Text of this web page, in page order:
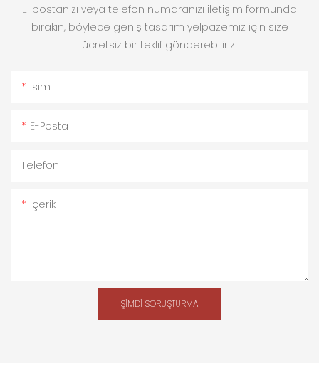
E-postanızı veya telefon numaranızı iletişim formunda
bırakın, böylece geniş tasarım yelpazemiz için size
ücretsiz bir teklif gönderebiliriz!
Isim
E-Posta
Telefon
Içerik
ŞIMDI SORUŞTURMA